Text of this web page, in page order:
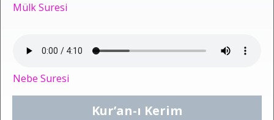
Mülk Suresi
Nebe Suresi
Kur’an-ı Kerim